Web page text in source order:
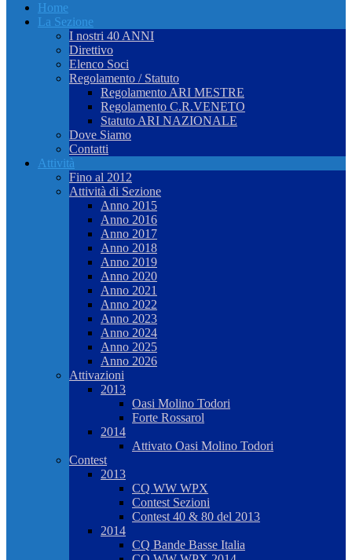
Home
La Sezione
I nostri 40 ANNI
Direttivo
Elenco Soci
Regolamento / Statuto
Regolamento ARI MESTRE
Regolamento C.R.VENETO
Statuto ARI NAZIONALE
Dove Siamo
Contatti
Attività
Fino al 2012
Attività di Sezione
Anno 2015
Anno 2016
Anno 2017
Anno 2018
Anno 2019
Anno 2020
Anno 2021
Anno 2022
Anno 2023
Anno 2024
Anno 2025
Anno 2026
Attivazioni
2013
Oasi Molino Todori
Forte Rossarol
2014
Attivato Oasi Molino Todori
Contest
2013
CQ WW WPX
Contest Sezioni
Contest 40 & 80 del 2013
2014
CQ Bande Basse Italia